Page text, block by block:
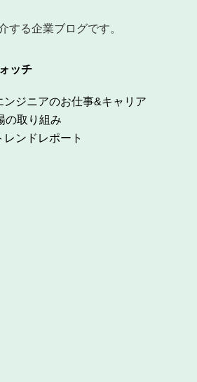
する企業ブログです。
ッチ
ンジニアのお仕事&キャリア
の取り組み
レンドレポート